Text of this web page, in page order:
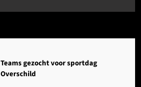
Teams gezocht voor sportdag
Overschild